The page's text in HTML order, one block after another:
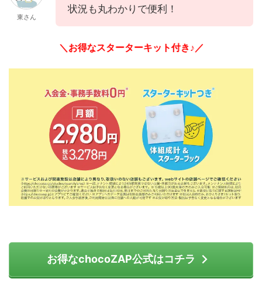
東さん
状況も丸わかりで便利！
＼お得なスターターキット付き♪／
お得なchocoZAP公式はコチラ